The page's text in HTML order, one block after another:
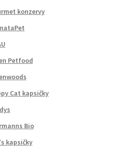
konzervy
Petfood
Cat kapsičky
Bio
kapsičky